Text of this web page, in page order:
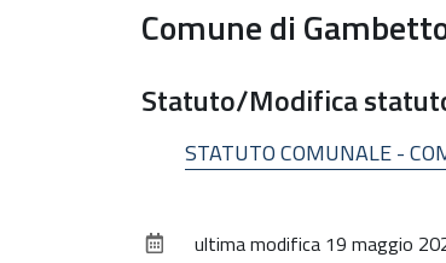
Comune di
Statuto/Modifica
STATUTO COMUNALE -
ultima modifica 19 maggio